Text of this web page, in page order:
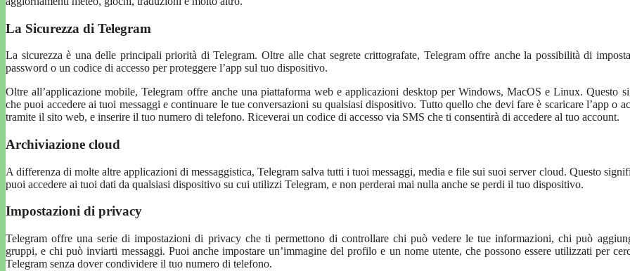
La Sicurezza di Telegram
La sicurezza è una delle principali priorità di Telegram. Oltre alle chat segrete crittografate, Telegram offre anche la possibilità di
password o un codice di accesso per proteggere l’app sul tuo dispositivo.
Oltre all’applicazione mobile, Telegram offre anche una piattaforma web e applicazioni desktop per Windows, MacOS e Linux. Questo
che puoi accedere ai tuoi messaggi e continuare le tue conversazioni su qualsiasi dispositivo. Tutto quello che devi fare è scaricare l’app o
tramite il sito web, e inserire il tuo numero di telefono. Riceverai un codice di accesso via SMS che ti consentirà di accedere al tuo account.
Archiviazione cloud
A differenza di molte altre applicazioni di messaggistica, Telegram salva tutti i tuoi messaggi, media e file sui suoi server cloud. Questo
puoi accedere ai tuoi dati da qualsiasi dispositivo su cui utilizzi Telegram, e non perderai mai nulla anche se perdi il tuo dispositivo.
Impostazioni di privacy
Telegram offre una serie di impostazioni di privacy che ti permettono di controllare chi può vedere le tue informazioni, chi può
gruppi, e chi può inviarti messaggi. Puoi anche impostare un’immagine del profilo e un nome utente, che possono essere utilizzati per
Telegram senza dover condividere il tuo numero di telefono.